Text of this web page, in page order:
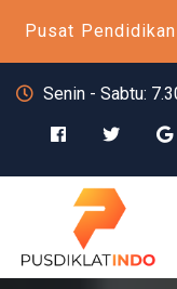
Pusat
Senin - Sabtu: